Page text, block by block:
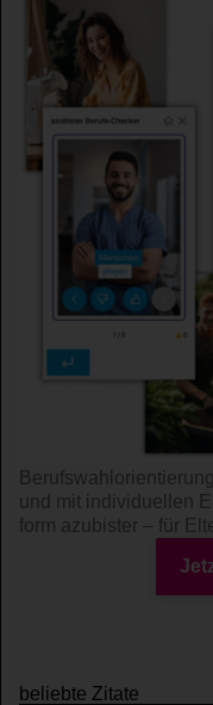
und mit indi­viduel­len
form azubister – für
beliebte Zitate